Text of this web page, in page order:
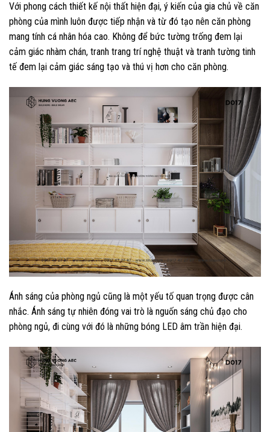
Với phong cách thiết kế nội thất hiện đại, ý kiến của gia chủ về căn
phòng của mình luôn được tiếp nhận và từ đó tạo nên căn phòng
mang tính cá nhân hóa cao. Không để bức tường trống đem lại
cảm giác nhàm chán, tranh trang trí nghệ thuật và tranh tường tinh
tế đem lại cảm giác sáng tạo và thú vị hơn cho căn phòng.
Ánh sáng của phòng ngủ cũng là một yếu tố quan trọng được cân
nhắc. Ánh sáng tự nhiên đóng vai trò là nguốn sáng chủ đạo cho
phòng ngủ, đi cùng với đó là những bóng LED âm trần hiện đại.